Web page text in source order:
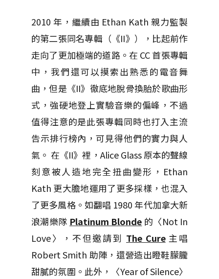
2010 年，繼續由 Ethan Kath 親力監製
的第二張同名專輯（《II》），比起前作
走向了更加極端的道路。在 CC 首張專輯
中，我們還可以摸索出熟悉的電音舞
曲，但是《II》徹底地脫骨換胎於歌曲形
式，強硬地登上實驗音樂的偏峰，不過
值得注意的是此張專輯同時也打入主流
告示排行榜內，可見得他們的實力與人
氣。 在《II》裡，Alice Glass 原本的聲線
刻意被人造地完全扭曲變形，Ethan
Kath 更大膽地運用了更多採樣，也混入
了更多風格。如翻唱 1980 年代加拿大新
浪潮樂隊 Platinum Blonde 的〈Not In
Love〉，不但邀請到 The Cure主唱
Robert Smith 助陣，還營造出瞪鞋朦朧
甜膩的氛圍。此外，〈Year of Silence〉